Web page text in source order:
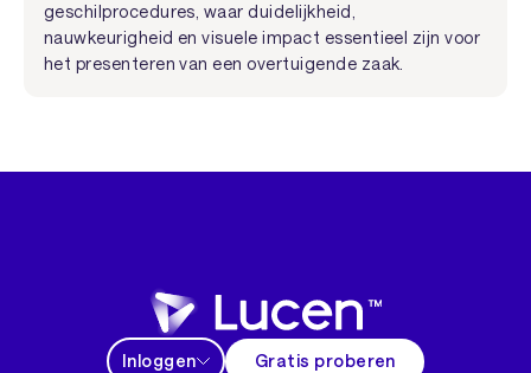
geschilprocedures, waar duidelijkheid,
nauwkeurigheid en visuele impact essentieel zijn voor
het presenteren van een overtuigende zaak.
Inloggen Gratis proberen